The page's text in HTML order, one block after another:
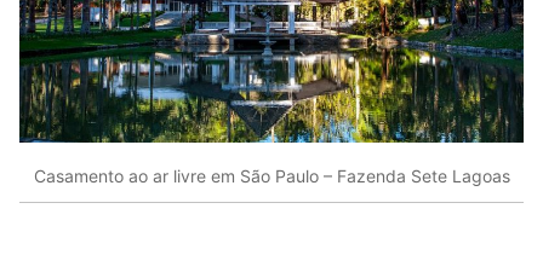
Casamento ao ar livre em São Paulo – Fazenda Sete Lagoas